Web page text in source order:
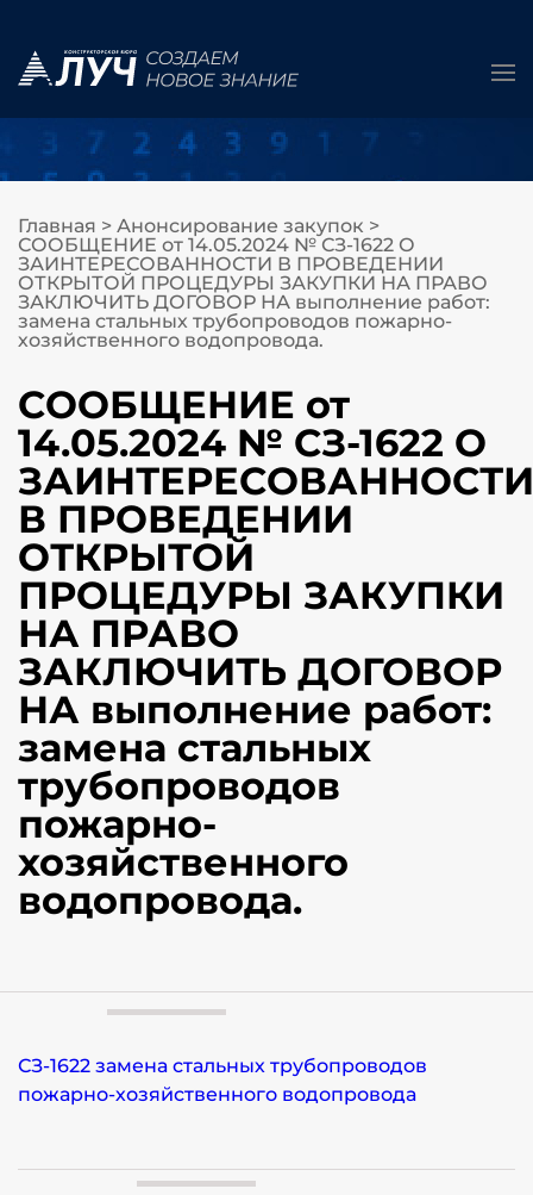
Главная > Анонсирование закупок >
СООБЩЕНИЕ от 14.05.2024 № СЗ-1622 О
ЗАИНТЕРЕСОВАННОСТИ В ПРОВЕДЕНИИ
ОТКРЫТОЙ ПРОЦЕДУРЫ ЗАКУПКИ НА ПРАВО
ЗАКЛЮЧИТЬ ДОГОВОР НА выполнение работ:
замена стальных трубопроводов пожарно-
хозяйственного водопровода.
СООБЩЕНИЕ от
14.05.2024 № СЗ-1622 О
ЗАИНТЕРЕСОВАННОСТИ
В ПРОВЕДЕНИИ
ОТКРЫТОЙ
ПРОЦЕДУРЫ ЗАКУПКИ
НА ПРАВО
ЗАКЛЮЧИТЬ ДОГОВОР
НА выполнение работ:
замена стальных
трубопроводов
пожарно-
хозяйственного
водопровода.
СЗ-1622 замена стальных трубопроводов
пожарно-хозяйственного водопровода